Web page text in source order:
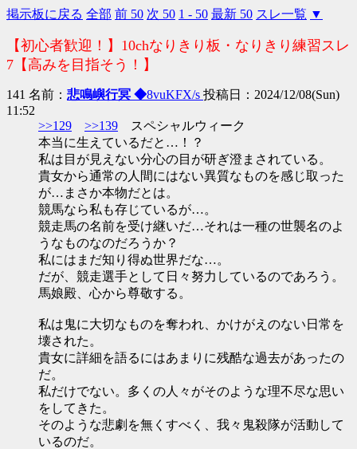
掲示板に戻る 全部 前 50 次 50 1 - 50 最新 50 スレ一覧 ▼
【初心者歓迎！】10chなりきり板・なりきり練習スレ
7【高みを目指そう！】
141 名前： 悲鳴嶼行冥 ◆8vuKFX/s 投稿日：2024/12/08(Sun)
11:52
>>129
>>139 スペシャルウィーク
本当に生えているだと…！？
私は目が見えない分心の目が研ぎ澄まされている。
貴女から通常の人間にはない異質なものを感じ取った
が…まさか本物だとは。
競馬なら私も存じているが…。
競走馬の名前を受け継いだ…それは一種の世襲名のよ
うなものなのだろうか？
私にはまだ知り得ぬ世界だな…。
だが、競走選手として日々努力しているのであろう。
馬娘殿、心から尊敬する。
私は鬼に大切なものを奪われ、かけがえのない日常を
壊された。
貴女に詳細を語るにはあまりに残酷な過去があったの
だ。
私だけでない。多くの人々がそのような理不尽な思い
をしてきた。
そのような悲劇を無くすべく、我々鬼殺隊が活動して
いるのだ。